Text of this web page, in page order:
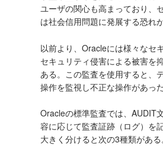
ユーザの関心も高まっており、
は社会信用問題に発展する恐れ
以前より、Oracleには様々なセ
セキュリティ侵害による被害を
ある。この監査を使用すると、
操作を監視し不正な操作があっ
Oracleの標準監査では、AUDIT
容に応じて監査証跡（ログ）を
大きく分けると次の3種類がある